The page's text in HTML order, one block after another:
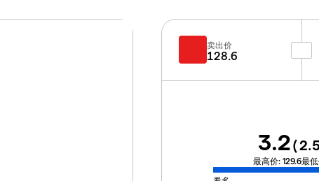
卖出价
128.6
3.2(
最高价: 129.6最